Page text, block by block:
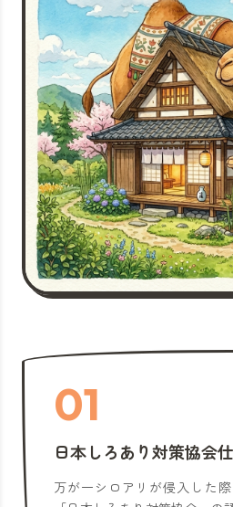
01
日本しろあり対策協会
万が一シロアリが侵入した